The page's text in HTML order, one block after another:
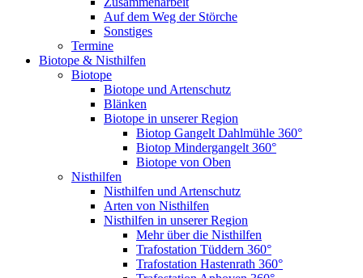
Auf dem Weg der Störche
Sonstiges
Termine
Biotope & Nisthilfen
Biotope
Biotope und Artenschutz
Blänken
Biotope in unserer Region
Biotop Gangelt Dahlmühle 360°
Biotop Mindergangelt 360°
Biotope von Oben
Nisthilfen
Nisthilfen und Artenschutz
Arten von Nisthilfen
Nisthilfen in unserer Region
Mehr über die Nisthilfen
Trafostation Tüddern 360°
Trafostation Hastenrath 360°